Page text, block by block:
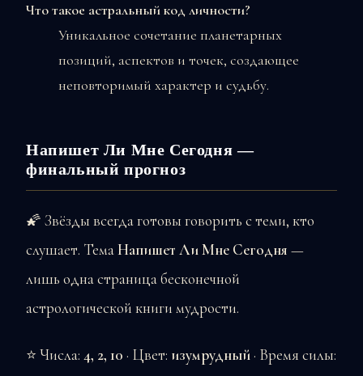
Что такое астральный код личности?
Уникальное сочетание планетарных
позиций, аспектов и точек, создающее
неповторимый характер и судьбу.
Напишет Ли Мне Сегодня —
финальный прогноз
🌠 Звёзды всегда готовы говорить с теми, кто
слушает. ТемаНапишет Ли Мне Сегодня —
лишь одна страница бесконечной
астрологической книги мудрости.
⭐ Числа: 4, 2, 10 · Цвет: изумрудный· Время силы: